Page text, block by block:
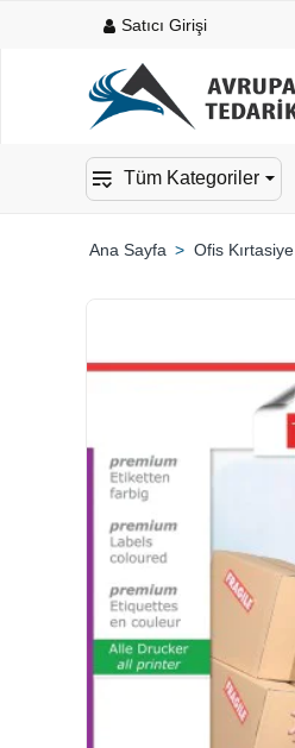
Satıcı Girişi
Tüm Kategoriler
Ofis Kırtasiye